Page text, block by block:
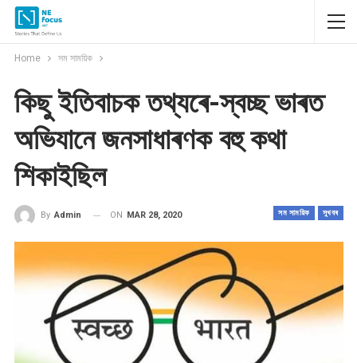
Home সম সাময়িক
কিছু ইতিবাচক তথ্যৰে-স্বচ্ছ ভাৰত
অভিযানে জনসাধাৰণক বহু কথা
শিকাইছিল
সম সাময়িক সুখবৰ
By Admin ON MAR 28, 2020